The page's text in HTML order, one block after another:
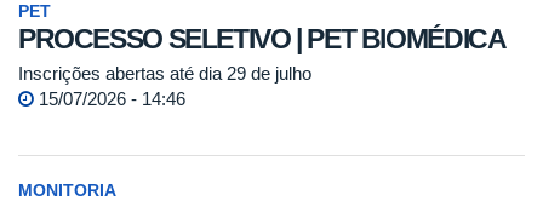
PET
PROCESSO SELETIVO | PET BIOMÉDICA
Inscrições abertas até dia 29 de julho
15/07/2026 - 14:46
MONITORIA